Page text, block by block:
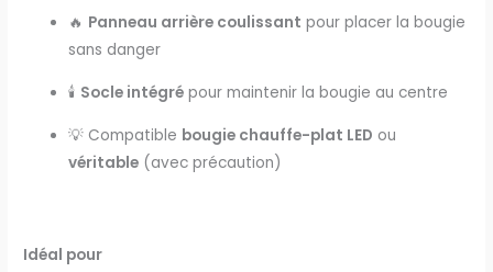
🔥 Panneau arrière coulissant pour placer la bougie
sans danger
🕯️ Socle intégré pour maintenir la bougie au centre
💡 Compatible bougie chauffe-plat LED ou
véritable (avec précaution)
Idéal pour